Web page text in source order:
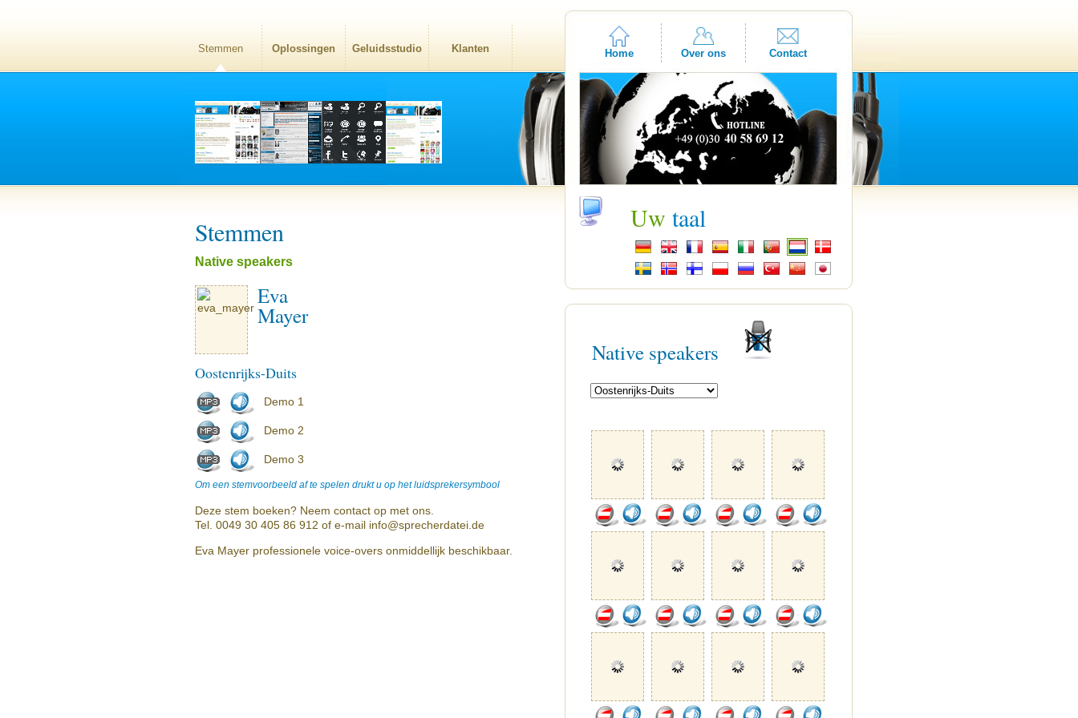
Stemmen Oplossingen Geluidsstudio Klanten Home Over ons Contact
Stemmen
Native speakers
Eva
Mayer
Oostenrijks-Duits
Demo 1
Demo 2
Demo 3
Om een stemvoorbeeld af te spelen drukt u op het luidsprekersymbool
Deze stem boeken? Neem contact op met ons.
Tel. 0049 30 405 86 912 of e-mail info@sprecherdatei.de
Eva Mayer professionele voice-overs onmiddellijk beschikbaar.
Uw taal
Native speakers